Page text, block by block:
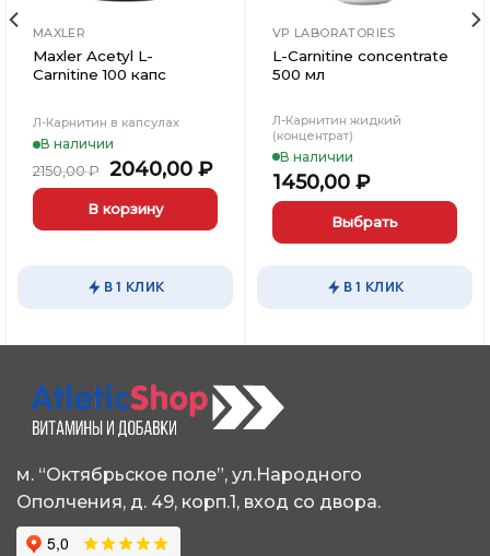
MAXLER
Maxler Acetyl L-
Carnitine 100 капс
Л-Карнитин в капсулах
В наличии
2150,00₽ Первоначальная
цена
составляла
2150,00 ₽.
2040,00 ₽Текущая
цена:
2040,00 ₽.
В корзину
В 1 КЛИК
VP LABORATORIES
L-Carnitine concentrate
500 мл
Л-Карнитин жидкий
(концентрат)
В наличии
1450,00 ₽
Выбрать
вариаций.
можно
выбрать
товара.
В 1 КЛИК
м. “Октябрьское поле”, ул.Народного
Ополчения, д. 49, корп.1, вход со двора.